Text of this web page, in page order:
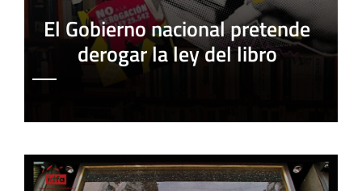
El Gobierno nacional pretende
derogar la ley del libro